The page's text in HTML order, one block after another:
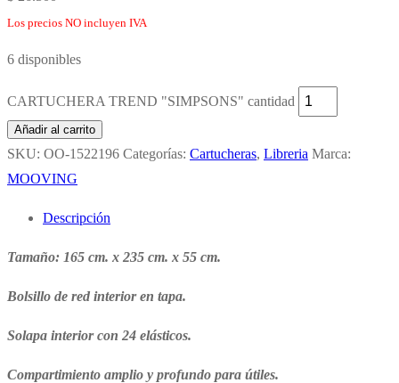
Los precios NO incluyen IVA
6 disponibles
CARTUCHERA TREND "SIMPSONS" cantidad
Añadir al carrito
SKU: OO-1522196 Categorías: Cartucheras, Libreria Marca:
MOOVING
Descripción
Tamaño: 165 cm. x 235 cm. x 55 cm.
Bolsillo de red interior en tapa.
Solapa interior con 24 elásticos.
Compartimiento amplio y profundo para útiles.